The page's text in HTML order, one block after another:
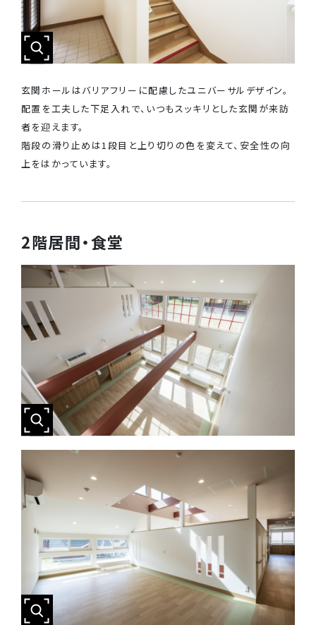
玄関ホールはバリアフリーに配慮したユニバーサルデザイン。
配置を工夫した下足入れで、いつもスッキリとした玄関が来訪
者を迎えます。
階段の滑り止めは1段目と上り切りの色を変えて、安全性の向
上をはかっています。
2階居間・食堂